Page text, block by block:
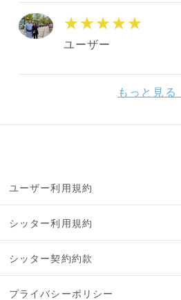
★★★★★
ユーザー
もっと見る
ユーザー利用規約
シッター利用規約
シッター契約約款
プライバシーポリシー